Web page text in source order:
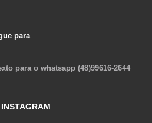
para
para o whatsapp (48)99616-2644